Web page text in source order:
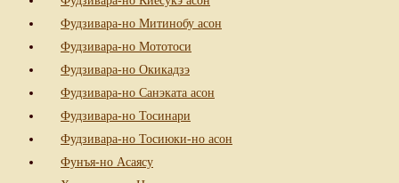
Фудзивара-но Митинобу асон
Фудзивара-но Мототоси
Фудзивара-но Окикадзэ
Фудзивара-но Санэката асон
Фудзивара-но Тосинари
Фудзивара-но Тосиюки-но асон
Фунъя-но Асаясу